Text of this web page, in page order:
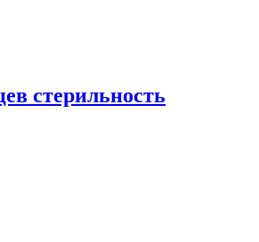
стерильность